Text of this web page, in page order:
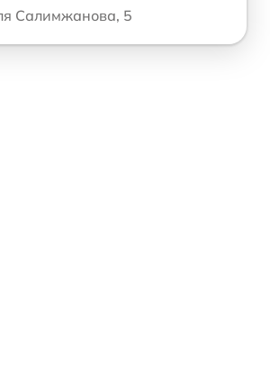
Салимжанова, 5